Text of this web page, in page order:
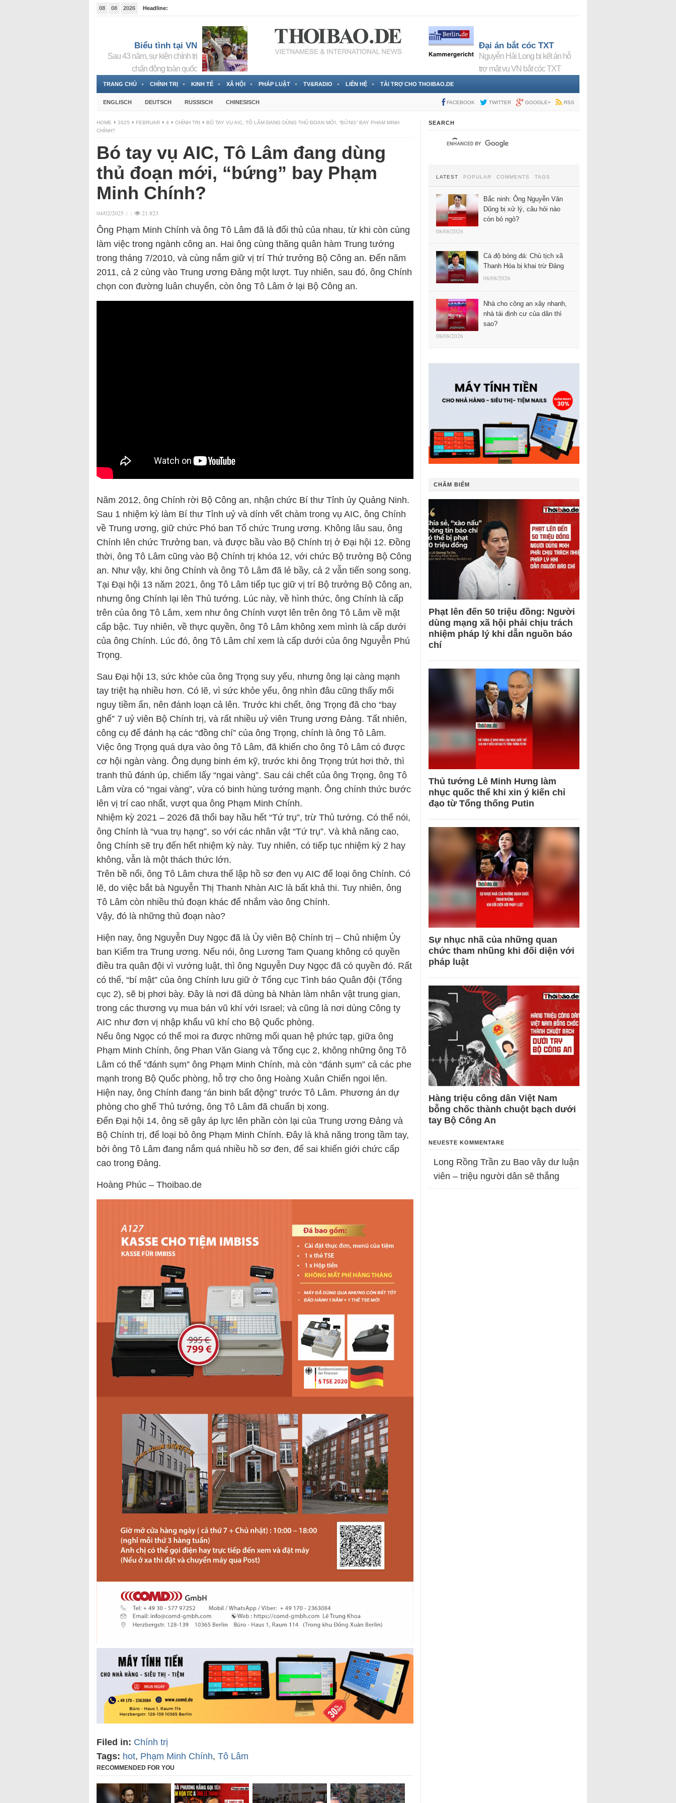
08 08 2026
Headline:
Biểu tình tại VN
Sau 43 năm, sự kiện chính trị
chấn động toàn quốc
Đại án bắt cóc TXT
Nguyễn Hải Long bị kết án hỗ
trợ mật vụ VN bắt cóc TXT
TRANG CHỦ CHÍNH TRỊ KINH TẾ XÃ HỘI PHÁP LUẬT TV&RADIO LIÊN HỆ TÀI TRỢ CHO THOIBAO.DE
ENGLISCH DEUTSCH RUSSISCH CHINESISCH FACEBOOK TWITTER GOOGLE+ RSS
HOME 2025 FEBRUAR 4 CHÍNH TRỊ
BÓ TAY VỤ AIC, TÔ LÂM ĐANG DÙNG THỦ ĐOẠN MỚI, “BỨNG” BAY PHẠM MINH
CHÍNH?
Bó tay vụ AIC, Tô Lâm đang dùng
thủ đoạn mới, “bứng” bay Phạm
Minh Chính?
04/02/2025 | | 21.823
Ông Phạm Minh Chính và ông Tô Lâm đã là đối thủ của nhau, từ khi còn cùng
làm việc trong ngành công an. Hai ông cùng thăng quân hàm Trung tướng
trong tháng 7/2010, và cùng nắm giữ vị trí Thứ trưởng Bộ Công an. Đến năm
2011, cả 2 cùng vào Trung ương Đảng một lượt. Tuy nhiên, sau đó, ông Chính
chọn con đường luân chuyển, còn ông Tô Lâm ở lại Bộ Công an.
Năm 2012, ông Chính rời Bộ Công an, nhận chức Bí thư Tỉnh ủy Quảng Ninh.
Sau 1 nhiệm kỳ làm Bí thư Tỉnh uỷ và dính vết chàm trong vụ AIC, ông Chính
về Trung ương, giữ chức Phó ban Tổ chức Trung ương. Không lâu sau, ông
Chính lên chức Trưởng ban, và được bầu vào Bộ Chính trị ở Đại hội 12. Đồng
thời, ông Tô Lâm cũng vào Bộ Chính trị khóa 12, với chức Bộ trưởng Bộ Công
an. Như vậy, khi ông Chính và ông Tô Lâm đã lẻ bầy, cả 2 vẫn tiến song song.
Tại Đại hội 13 năm 2021, ông Tô Lâm tiếp tục giữ vị trí Bộ trưởng Bộ Công an,
nhưng ông Chính lại lên Thủ tướng. Lúc này, về hình thức, ông Chính là cấp
trên của ông Tô Lâm, xem như ông Chính vượt lên trên ông Tô Lâm về mặt
cấp bậc. Tuy nhiên, về thực quyền, ông Tô Lâm không xem mình là cấp dưới
của ông Chính. Lúc đó, ông Tô Lâm chỉ xem là cấp dưới của ông Nguyễn Phú
Trọng.
Sau Đại hội 13, sức khỏe của ông Trọng suy yếu, nhưng ông lại càng mạnh
tay triệt hạ nhiều hơn. Có lẽ, vì sức khỏe yếu, ông nhìn đâu cũng thấy mối
nguy tiềm ẩn, nên đánh loạn cả lên. Trước khi chết, ông Trọng đã cho “bay
ghế” 7 uỷ viên Bộ Chính trị, và rất nhiều uỷ viên Trung ương Đảng. Tất nhiên,
công cụ để đánh hạ các “đồng chí” của ông Trọng, chính là ông Tô Lâm.
Việc ông Trọng quá dựa vào ông Tô Lâm, đã khiến cho ông Tô Lâm có được
cơ hội ngàn vàng. Ông dụng binh ém kỹ, trước khi ông Trọng trút hơi thở, thì
tranh thủ đánh úp, chiếm lấy “ngai vàng”. Sau cái chết của ông Trọng, ông Tô
Lâm vừa có “ngai vàng”, vừa có binh hùng tướng mạnh. Ông chính thức bước
lên vị trí cao nhất, vượt qua ông Phạm Minh Chính.
Nhiệm kỳ 2021 – 2026 đã thổi bay hầu hết “Tứ trụ”, trừ Thủ tướng. Có thể nói,
ông Chính là “vua trụ hạng”, so với các nhân vật “Tứ trụ”. Và khả năng cao,
ông Chính sẽ trụ đến hết nhiệm kỳ này. Tuy nhiên, có tiếp tục nhiệm kỳ 2 hay
không, vẫn là một thách thức lớn.
Trên bề nổi, ông Tô Lâm chưa thể lập hồ sơ đen vụ AIC để loại ông Chính. Có
lẽ, do việc bắt bà Nguyễn Thị Thanh Nhàn AIC là bất khả thi. Tuy nhiên, ông
Tô Lâm còn nhiều thủ đoạn khác để nhắm vào ông Chính.
Vậy, đó là những thủ đoạn nào?
Hiện nay, ông Nguyễn Duy Ngọc đã là Ủy viên Bộ Chính trị – Chủ nhiệm Ủy
ban Kiểm tra Trung ương. Nếu nói, ông Lương Tam Quang không có quyền
điều tra quân đội vì vướng luật, thì ông Nguyễn Duy Ngọc đã có quyền đó. Rất
có thể, “bí mật” của ông Chính lưu giữ ở Tổng cục Tình báo Quân đội (Tổng
cục 2), sẽ bị phơi bày. Đây là nơi đã dùng bà Nhàn làm nhân vật trung gian,
trong các thương vụ mua bán vũ khí với Israel; và cũng là nơi dùng Công ty
AIC như đơn vị nhập khẩu vũ khí cho Bộ Quốc phòng.
Nếu ông Ngọc có thể moi ra được những mối quan hệ phức tạp, giữa ông
Phạm Minh Chính, ông Phan Văn Giang và Tổng cục 2, không những ông Tô
Lâm có thể “đánh sụm” ông Phạm Minh Chính, mà còn “đánh sụm” cả các phe
mạnh trong Bộ Quốc phòng, hỗ trợ cho ông Hoàng Xuân Chiến ngoi lên.
Hiện nay, ông Chính đang “án binh bất động” trước Tô Lâm. Phương án dự
phòng cho ghế Thủ tướng, ông Tô Lâm đã chuẩn bị xong.
Đến Đại hội 14, ông sẽ gây áp lực lên phần còn lại của Trung ương Đảng và
Bộ Chính trị, để loại bỏ ông Phạm Minh Chính. Đây là khả năng trong tầm tay,
bởi ông Tô Lâm đang nắm quá nhiều hồ sơ đen, để sai khiến giới chức cấp
cao trong Đảng.
Hoàng Phúc – Thoibao.de
Filed in: Chính trị
Tags: hot, Phạm Minh Chính, Tô Lâm
RECOMMENDED FOR YOU
SEARCH
LATEST POPULAR COMMENTS TAGS
Bắc ninh: Ông Nguyễn Văn
Dũng bị xử lý, câu hỏi nào
còn bỏ ngỏ?
08/08/2026
Cá độ bóng đá: Chủ tịch xã
Thanh Hóa bị khai trừ Đảng
08/08/2026
Nhà cho công an xây nhanh,
nhà tái định cư của dân thì
sao?
08/08/2026
CHÂM BIẾM
Phạt lên đến 50 triệu đồng: Người
dùng mạng xã hội phải chịu trách
nhiệm pháp lý khi dẫn nguồn báo
chí
Thủ tướng Lê Minh Hưng làm
nhục quốc thể khi xin ý kiến chỉ
đạo từ Tổng thống Putin
Sự nhục nhã của những quan
chức tham nhũng khi đối diện với
pháp luật
Hàng triệu công dân Việt Nam
bỗng chốc thành chuột bạch dưới
tay Bộ Công An
NEUESTE KOMMENTARE
Long Rồng Trần zu Bao vây dư luận
viên – triệu người dân sẽ thắng